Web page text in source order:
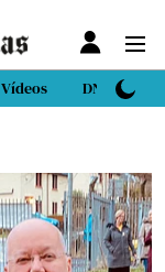
Vídeos DN Sport